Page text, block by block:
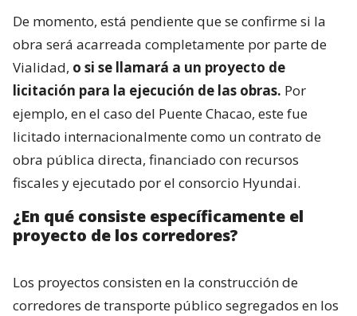
De momento, está pendiente que se confirme si la
obra será acarreada completamente por parte de
Vialidad, o si se llamará a un proyecto de
licitación para la ejecución de las obras. Por
ejemplo, en el caso del Puente Chacao, este fue
licitado internacionalmente como un contrato de
obra pública directa, financiado con recursos
fiscales y ejecutado por el consorcio Hyundai.
¿En qué consiste específicamente el
proyecto de los corredores?
Los proyectos consisten en la construcción de
corredores de transporte público segregados en los